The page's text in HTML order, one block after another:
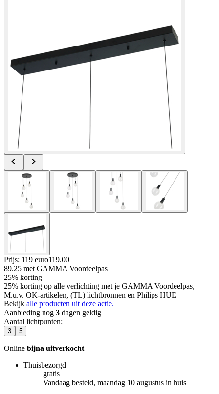
Prijs: 119 euro119.00
89.25 met GAMMA Voordeelpas
25% korting
25% korting op alle verlichting met je GAMMA Voordeelpas,
M.u.v. OK-artikelen, (TL) lichtbronnen en Philips HUE
Bekijk alle producten uit deze actie.
Aanbieding nog 3 dagen geldig
Aantal lichtpunten:
3 5
Online bijna uitverkocht
Thuisbezorgd
gratis
Vandaag besteld, maandag 10 augustus in huis